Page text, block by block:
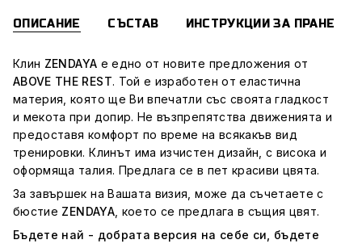
ОПИСАНИЕ СЪСТАВ ИНСТРУКЦИИ ЗА ПРАНЕ
Клин ZENDAYA е едно от новите предложения от
ABOVE THE REST. Той e изработен от еластична
материя, която ще Ви впечатли със своята гладкост
и мекота при допир. Не възпрепятства движенията и
предоставя комфорт по време на всякакъв вид
тренировки. Клинът има изчистен дизайн, с висока и
оформяща талия. Предлага се в пет красиви цвята.
За завършек на Вашата визия, може да съчетаете с
бюстие ZENDAYA, което се предлага в същия цвят.
Бъдете най - добрата версия на себе си, бъдете